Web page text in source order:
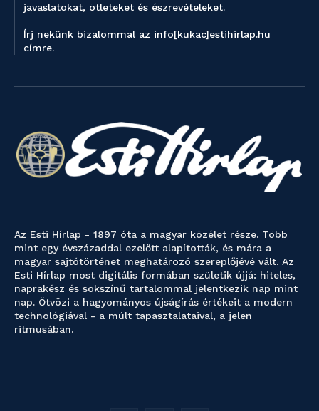
javaslatokat, ötleteket és észrevételeket.
Írj nekünk bizalommal az info[kukac]estihirlap.hu
címre.
Az Esti Hírlap - 1897 óta a magyar közélet része. Több
mint egy évszázaddal ezelőtt alapították, és mára a
magyar sajtótörténet meghatározó szereplőjévé vált. Az
Esti Hírlap most digitális formában születik újjá: hiteles,
naprakész és sokszínű tartalommal jelentkezik nap mint
nap. Ötvözi a hagyományos újságírás értékeit a modern
technológiával - a múlt tapasztalataival, a jelen
ritmusában.